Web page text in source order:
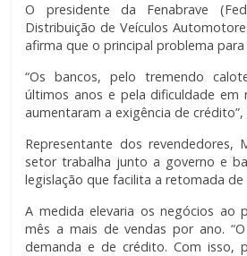
O presidente da Fenabrave
Distribuição de Veículos
afirma que o principal problema
“Os bancos, pelo tremendo
últimos anos e pela dificuldade em
aumentaram a exigência de crédito”,
Representante dos revendedores,
setor trabalha junto a governo e
legislação que facilita a retomada de
A medida elevaria os negócios ao
mês a mais de vendas por ano.
demanda e de crédito. Com isso,